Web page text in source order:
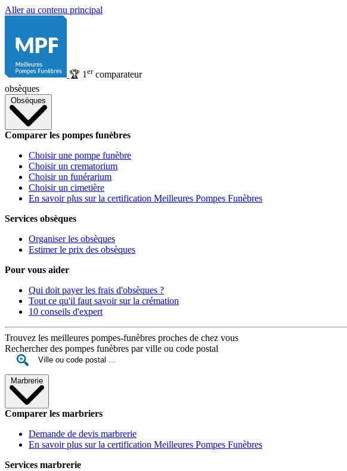
Aller au contenu principal
🏆 1 ercomparateur
obsèques
Obsèques
Comparer les pompes funèbres
Choisir une pompe funèbre
Choisir un crematorium
Choisir un funérarium
Choisir un cimetière
En savoir plus sur la certification Meilleures Pompes Funèbres
Services obsèques
Organiser les obsèques
Estimer le prix des obsèques
Pour vous aider
Qui doit payer les frais d'obsèques ?
Tout ce qu'il faut savoir sur la crémation
10 conseils d'expert
Trouvez les meilleures pompes-funèbres proches de chez vous
Rechercher des pompes funèbres par ville ou code postal
Marbrerie
Comparer les marbriers
Demande de devis marbrerie
En savoir plus sur la certification Meilleures Pompes Funèbres
Services marbrerie